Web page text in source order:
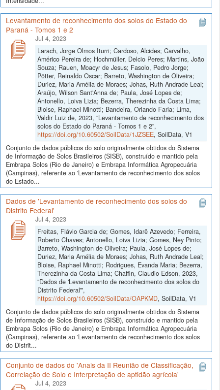
Levantamento de reconhecimento dos solos do Estado do
Paraná - Tomos 1 e 2
Jul 4, 2023
Larach, Jorge Olmos Iturri; Cardoso, Alcides; Carvalho,
Américo Pereira de; Hochmüller, Delcio Peres; Martins, João
Souza; Rauen, Moacyr de Jesus; Fasolo, Pedro Jorge;
Pötter, Reinaldo Oscar; Barreto, Washington de Oliveira;
Duriez, Maria Amélia de Moraes; Johas, Ruth Andrade Leal;
Araújo, Wilson Sant'Anna de; Paula, José Lopes de;
Antonello, Loiva Lizia; Bezerra, Therezinha da Costa Lima;
Bloise, Raphael Minotti; Bandeira, Orlando Faria; Lima,
Valdir Luiz de, 2023, "Levantamento de reconhecimento dos
solos do Estado do Paraná - Tomos 1 e 2",
https://doi.org/10.60502/SoilData/1JZSEE, SoilData, V1
Conjunto de dados públicos do solo originalmente obtidos do Sistema
de Informação de Solos Brasileiros (SISB), construído e mantido pela
Embrapa Solos (Rio de Janeiro) e Embrapa Informática Agropecuária
(Campinas), referente ao 'Levantamento de reconhecimento dos solos
do Estado...
Dados de 'Levantamento de reconhecimento dos solos do
Distrito Federal'
Jul 4, 2023
Freitas, Flávio Garcia de; Gomes, Idarê Azevedo; Ferreira,
Roberto Chaves; Antonello, Loiva Lizia; Gomes, Ney Pinto;
Barreto, Washington de Oliveira; Paula, José Lopes de;
Duriez, Maria Amélia de Moraes; Johas, Ruth Andrade Leal;
Bloise, Raphael Minotti; Rodrigues, Evanda Maria; Bezerra,
Therezinha da Costa Lima; Chaffin, Claudio Edson, 2023,
"Dados de 'Levantamento de reconhecimento dos solos do
Distrito Federal'",
https://doi.org/10.60502/SoilData/OAPKMD, SoilData, V1
Conjunto de dados públicos do solo originalmente obtidos do Sistema
de Informação de Solos Brasileiros (SISB), construído e mantido pela
Embrapa Solos (Rio de Janeiro) e Embrapa Informática Agropecuária
(Campinas), referente ao 'Levantamento de reconhecimento dos solos
do Distrit...
Conjunto de dados do 'Anais da II Reunião de Classificação,
Correlação de Solo e Interpretação de aptidão agrícola'
Jul 4, 2023